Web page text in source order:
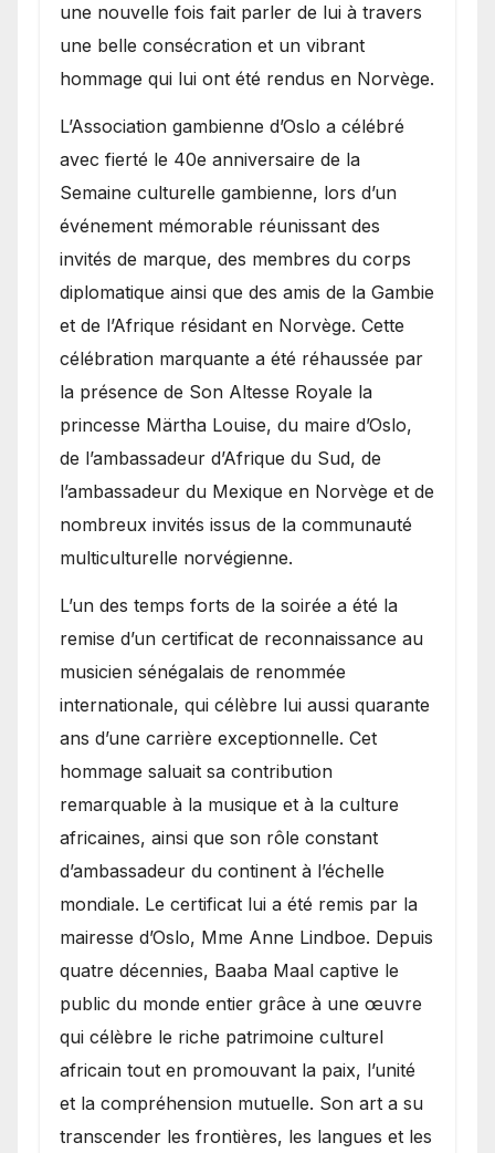
une nouvelle fois fait parler de lui à travers
une belle consécration et un vibrant
hommage qui lui ont été rendus en Norvège.
​L’Association gambienne d’Oslo a célébré
avec fierté le 40e anniversaire de la
Semaine culturelle gambienne, lors d’un
événement mémorable réunissant des
invités de marque, des membres du corps
diplomatique ainsi que des amis de la Gambie
et de l’Afrique résidant en Norvège. Cette
célébration marquante a été réhaussée par
la présence de Son Altesse Royale la
princesse Märtha Louise, du maire d’Oslo,
de l’ambassadeur d’Afrique du Sud, de
l’ambassadeur du Mexique en Norvège et de
nombreux invités issus de la communauté
multiculturelle norvégienne.
​L’un des temps forts de la soirée a été la
remise d’un certificat de reconnaissance au
musicien sénégalais de renommée
internationale, qui célèbre lui aussi quarante
ans d’une carrière exceptionnelle. Cet
hommage saluait sa contribution
remarquable à la musique et à la culture
africaines, ainsi que son rôle constant
d’ambassadeur du continent à l’échelle
mondiale. Le certificat lui a été remis par la
mairesse d’Oslo, Mme Anne Lindboe. Depuis
quatre décennies, Baaba Maal captive le
public du monde entier grâce à une œuvre
qui célèbre le riche patrimoine culturel
africain tout en promouvant la paix, l’unité
et la compréhension mutuelle. Son art a su
transcender les frontières, les langues et les